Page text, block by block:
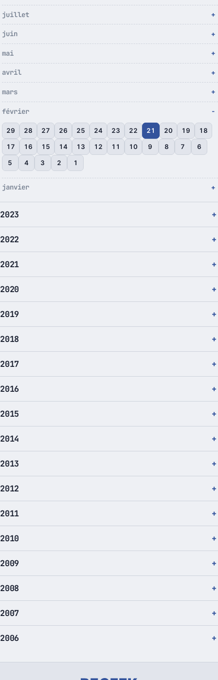
juillet
juin
mai
avril
mars
février
29 28 27 26 25 24 23 22 21 20 19 18
17 16 15 14 13 12 11 10 9 8 7 6
5 4 3 2 1
janvier
2023
2022
2021
2020
2019
2018
2017
2016
2015
2014
2013
2012
2011
2010
2009
2008
2007
2006